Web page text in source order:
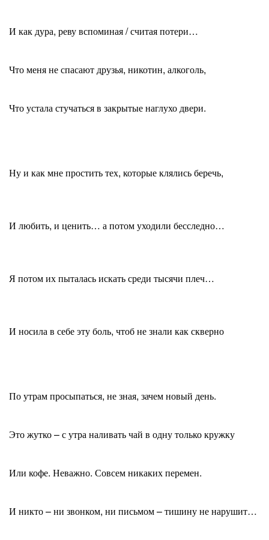
И как дура, реву вспоминая / считая потери…
Что меня не спасают друзья, никотин, алкоголь,
Что устала стучаться в закрытые наглухо двери.
Ну и как мне простить тех, которые клялись беречь,
И любить, и ценить… а потом уходили бесследно…
Я потом их пыталась искать среди тысячи плеч…
И носила в себе эту боль, чтоб не знали как скверно
По утрам просыпаться, не зная, зачем новый день.
Это жутко – с утра наливать чай в одну только кружку
Или кофе. Неважно. Совсем никаких перемен.
И никто – ни звонком, ни письмом – тишину не нарушит…